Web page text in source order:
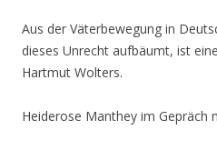
Aus der Väterbewegung in
dieses Unrecht aufbäumt, ist
Hartmut Wolters.
Heiderose Manthey im Gepräch